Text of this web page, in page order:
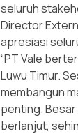
seluruh
Director
apresiasi
“PT Vale
Luwu Timur.
membangun
penting.
berlanjut,